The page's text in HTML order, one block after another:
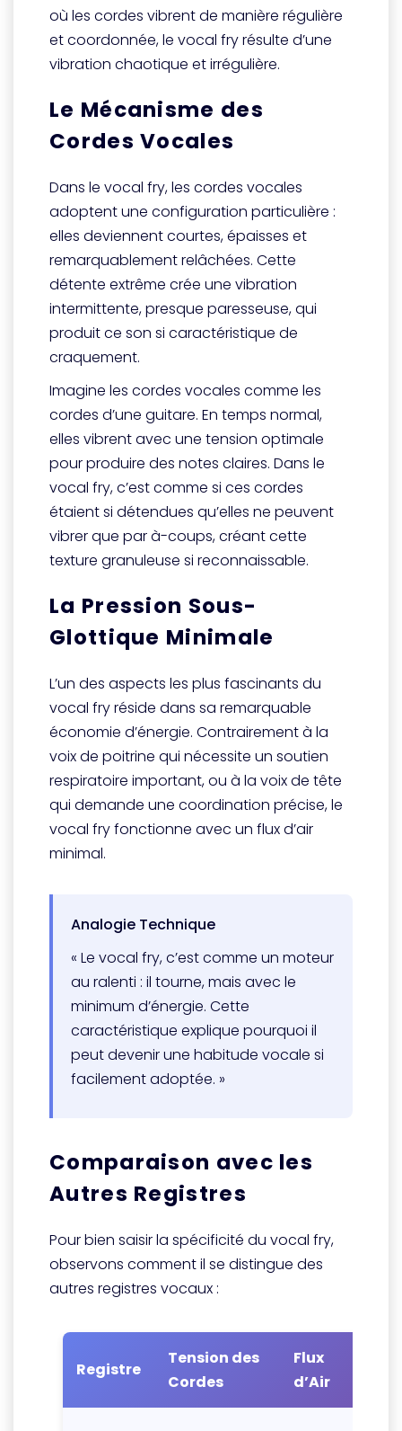
où les cordes vibrent de manière régulière
et coordonnée, le vocal fry résulte d’une
vibration chaotique et irrégulière.
Le Mécanisme des
Cordes Vocales
Dans le vocal fry, les cordes vocales
adoptent une configuration particulière :
elles deviennent courtes, épaisses et
remarquablement relâchées. Cette
détente extrême crée une vibration
intermittente, presque paresseuse, qui
produit ce son si caractéristique de
craquement.
Imagine les cordes vocales comme les
cordes d’une guitare. En temps normal,
elles vibrent avec une tension optimale
pour produire des notes claires. Dans le
vocal fry, c’est comme si ces cordes
étaient si détendues qu’elles ne peuvent
vibrer que par à-coups, créant cette
texture granuleuse si reconnaissable.
La Pression Sous-
Glottique Minimale
L’un des aspects les plus fascinants du
vocal fry réside dans sa remarquable
économie d’énergie. Contrairement à la
voix de poitrine qui nécessite un soutien
respiratoire important, ou à la voix de tête
qui demande une coordination précise, le
vocal fry fonctionne avec un flux d’air
minimal.
Analogie Technique
« Le vocal fry, c’est comme un moteur
au ralenti : il tourne, mais avec le
minimum d’énergie. Cette
caractéristique explique pourquoi il
peut devenir une habitude vocale si
facilement adoptée. »
Comparaison avec les
Autres Registres
Pour bien saisir la spécificité du vocal fry,
observons comment il se distingue des
autres registres vocaux :
Registre
Tension des
Cordes
Flux
d’Air